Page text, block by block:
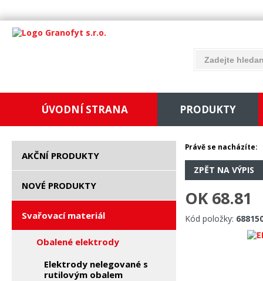
ÚVODNÍ STRANA PRODUKTY
AKČNÍ PRODUKTY
NOVÉ PRODUKTY
Svařovací materiál
Obalené elektrody
Elektrody nelegované s
rutilovým obalem
Právě se nacházíte:
ZPĚT NA VÝPIS
OK 68.81
Kód položky: